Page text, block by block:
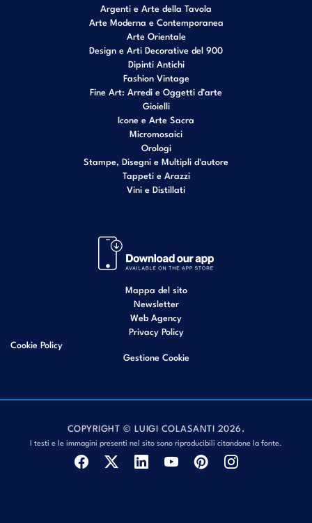
Argenti e Arte della Tavola
Arte Moderna e Contemporanea
Arte Orientale
Design e Arti Decorative del 900
Dipinti Antichi
Fashion Vintage
Fine Art: Arredi e Oggetti d’arte
Gioielli
Icone e Arte Sacra
Micromosaici
Orologi
Stampe, Disegni e Multipli d'autore
Tappeti e Arazzi
Vini e Distillati
Mappa del sito
Newsletter
Web Agency
Privacy Policy
Cookie Policy
Gestione Cookie
COPYRIGHT © LUIGI COLASANTI 2026.
I testi e le immagini presenti nel sito sono riproducibili citandone la fonte.